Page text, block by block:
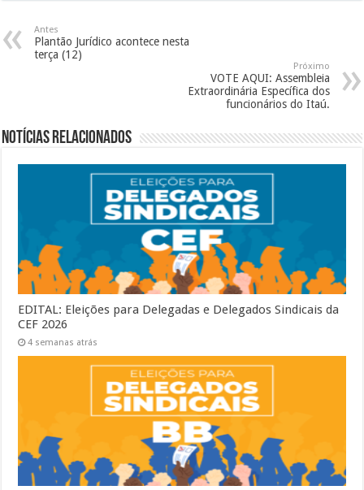
Antes
Plantão Jurídico acontece nesta
terça (12)
Próximo
VOTE AQUI: Assembleia
Extraordinária Específica dos
funcionários do Itaú.
Notícias Relacionados
EDITAL: Eleições para Delegadas e Delegados Sindicais da
CEF 2026
4 semanas atrás